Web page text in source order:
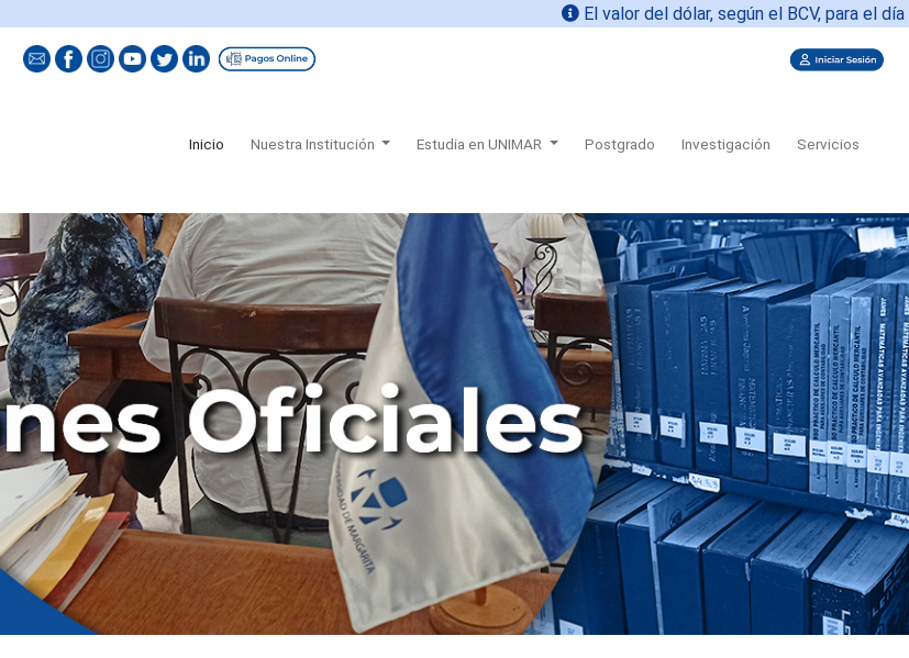
El valor del dólar, según el BCV, para el día de
Inicio(current)Nuestra Institución Estudia en UNIMAR Postgrado Investigación Servicios